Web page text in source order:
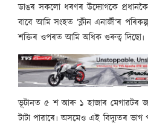
ডাঙৰ সকলো ধৰণৰ উদ্যোগকে
বাবে আমি সংহত ‘ক্লীন এনাৰ্জী’ৰ
শক্তিৰ ওপৰত আমি অধিক গুৰুত্ব দিছো৷
ভূটানত ৫ শ আৰু ১ হাজাৰ মেগাৱটৰ
টাটা পাৱাৰে৷ অসমেও এই বিদ্যুতৰ